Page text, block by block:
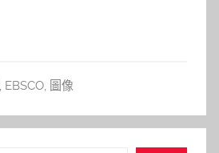
EBSCO, 圖像